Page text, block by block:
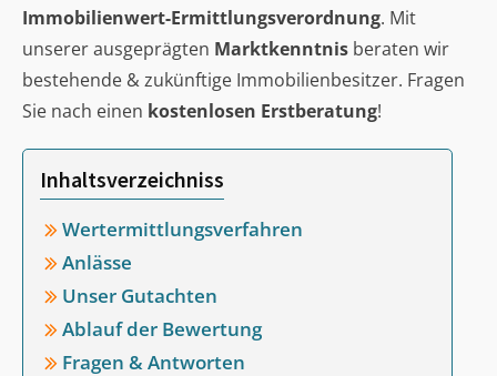
Immobilienwert-Ermittlungsverordnung. Mit
unserer ausgeprägten Marktkenntnis beraten wir
bestehende & zukünftige Immobilienbesitzer. Fragen
Sie nach einen kostenlosen Erstberatung!
Inhaltsverzeichniss
Wertermittlungsverfahren
Anlässe
Unser Gutachten
Ablauf der Bewertung
Fragen & Antworten